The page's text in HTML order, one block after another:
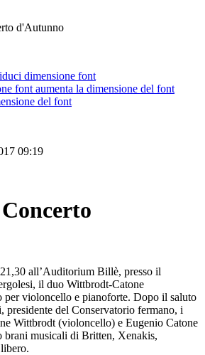
d'Autunno
dimensione font
aumenta la dimensione del font
09:19
all’Auditorium Billè, presso il
il duo Wittbrodt-Catone
per violoncello e pianoforte. Dopo il saluto
presidente del Conservatorio fermano, i
Wittbrodt (violoncello) e Eugenio Catone
brani musicali di Britten, Xenakis,